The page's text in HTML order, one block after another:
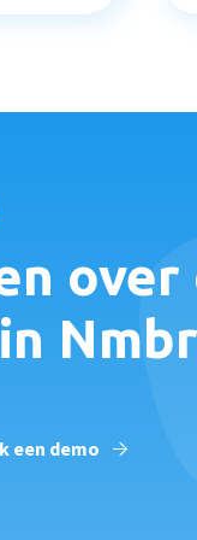
over
een demo